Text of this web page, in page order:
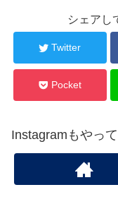
シェアし
Twitter
Pocket
Instagramもやって